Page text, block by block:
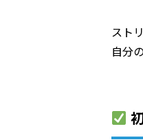
スト
自分